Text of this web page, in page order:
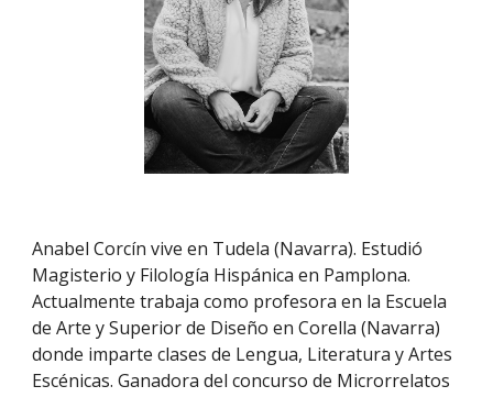
Anabel Corcín vive en Tudela (Navarra). Estudió
Magisterio y Filología Hispánica en Pamplona.
Actualmente trabaja como profesora en la Escuela
de Arte y Superior de Diseño en Corella (Navarra)
donde imparte clases de Lengua, Literatura y Artes
Escénicas. Ganadora del concurso de Microrrelatos